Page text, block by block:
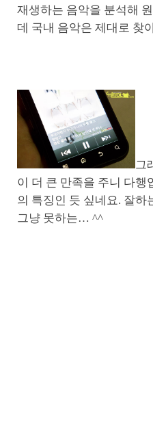
재생하는 음악을 분석해
데 국내 음악은 제대로 찾
그
이 더 큰 만족을 주니 다행
의 특징인 듯 싶네요. 잘하
그냥 못하는… ^^